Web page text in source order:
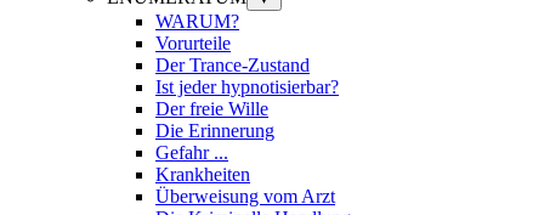
WARUM?
Vorurteile
Der Trance-Zustand
Ist jeder hypnotisierbar?
Der freie Wille
Die Erinnerung
Gefahr ...
Krankheiten
Überweisung vom Arzt